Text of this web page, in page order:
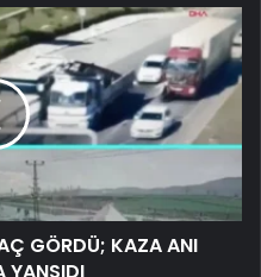
GÖRDÜ; KAZA ANI
YANSIDI